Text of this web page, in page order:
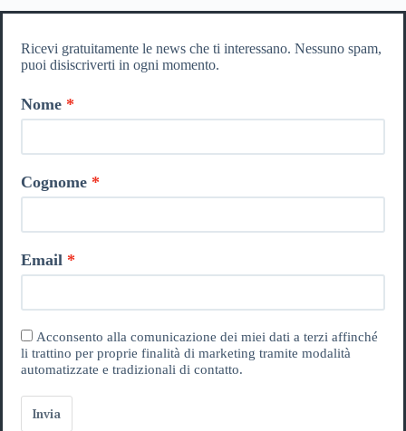
Ricevi gratuitamente le news che ti interessano. Nessuno spam,
puoi disiscriverti in ogni momento.
Nome
Cognome
Email
Acconsento alla comunicazione dei miei dati a terzi affinché
li trattino per proprie finalità di marketing tramite modalità
automatizzate e tradizionali di contatto.
Invia